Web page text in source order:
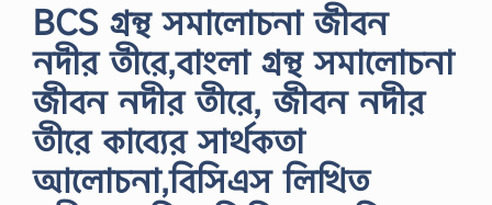
BCS গ্রন্থ সমালোচনা জীবন
নদীর তীরে,বাংলা গ্রন্থ সমালোচনা
জীবন নদীর তীরে, জীবন নদীর
তীরে কাব্যের সার্থকতা
আলোচনা,বিসিএস লিখিত